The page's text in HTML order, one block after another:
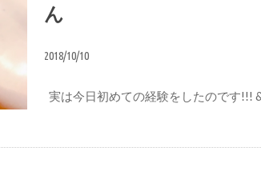
ん
2018/10/10
実は今日初めての経験をしたのです!!!